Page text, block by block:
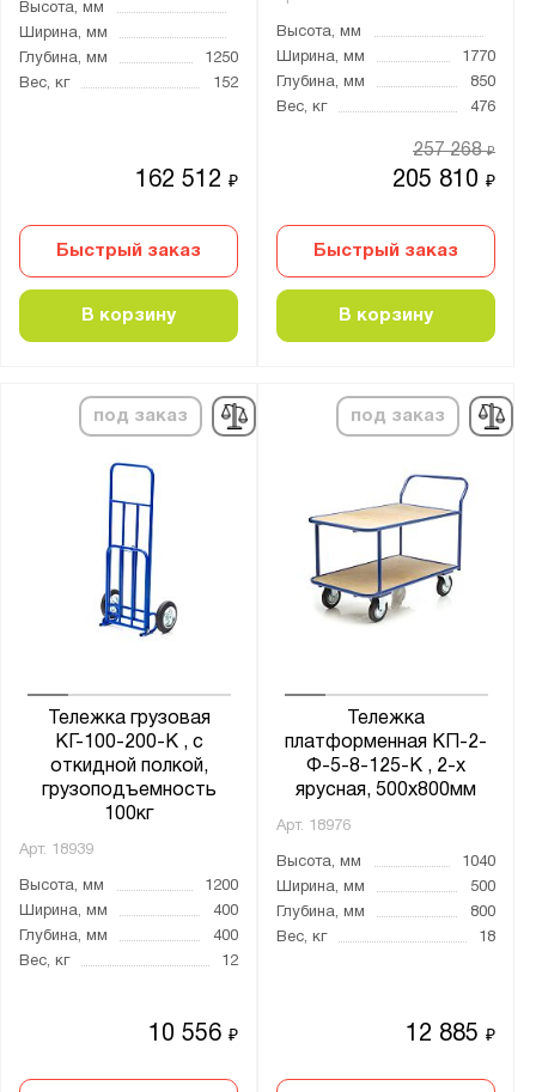
Высота, мм
Ширина, мм
Глубина, мм
1250
Вес, кг
152
162 512₽
Быстрый заказ
В корзину
Высота, мм
Ширина, мм
1770
Глубина, мм
850
Вес, кг
476
205 810₽
257 268₽
Быстрый заказ
В корзину
под заказ
Тележка грузовая
КГ-100-200-К , с
откидной полкой,
грузоподъемность
100кг
Арт. 18939
Высота, мм
1200
Ширина, мм
400
Глубина, мм
400
Вес, кг
12
10 556₽
под заказ
Тележка
платформенная КП-2-
Ф-5-8-125-К , 2-х
ярусная, 500х800мм
Арт. 18976
Высота, мм
1040
Ширина, мм
500
Глубина, мм
800
Вес, кг
18
12 885₽
Стелла-Техник
CRP
FW
MAGNA
SF
ST
БТ
ДЛ
КБ
КГ
КГК
КДВ
КП
КПБ
КПО
КПТ
КТ
РН
СТ НЖ